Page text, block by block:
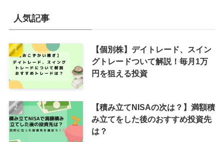
人気記事
【個別株】デイトレード、スイン
グトレードついて解説！毎月1万
円を狙える投資
【積み立てNISAの次は？】満額積
み立てをした後のおすすめ投資先
は？